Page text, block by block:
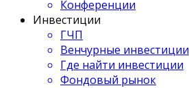
Конференции
Инвестиции
ГЧП
Венчурные инвестиции
Где найти инвестиции
Фондовый рынок